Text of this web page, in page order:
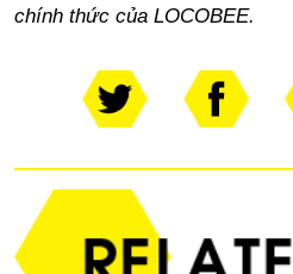
chính thức của LOCOBEE.